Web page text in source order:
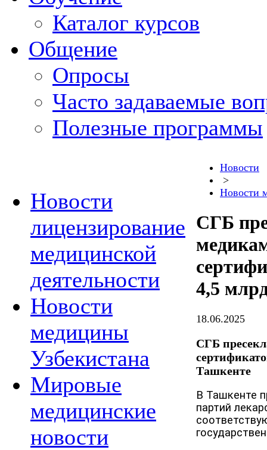
Каталог курсов
Общение
Опросы
Часто задаваемые
Полезные программы
Новости
лицензирование
медицинской
деятельности
Новости
медицины
Узбекистана
Мировые
медицинские
новости
Новости
>
Новости
СГБ
4,5
18.06.2025
СГБ
Ташкенте
В Ташкенте
партий